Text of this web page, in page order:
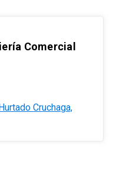
Comercial
Cruchaga,